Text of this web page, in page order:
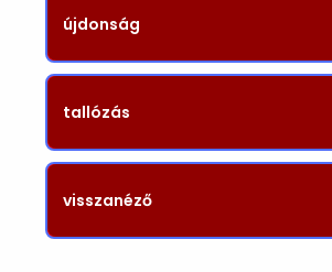
újdonság
tallózás
visszanéző